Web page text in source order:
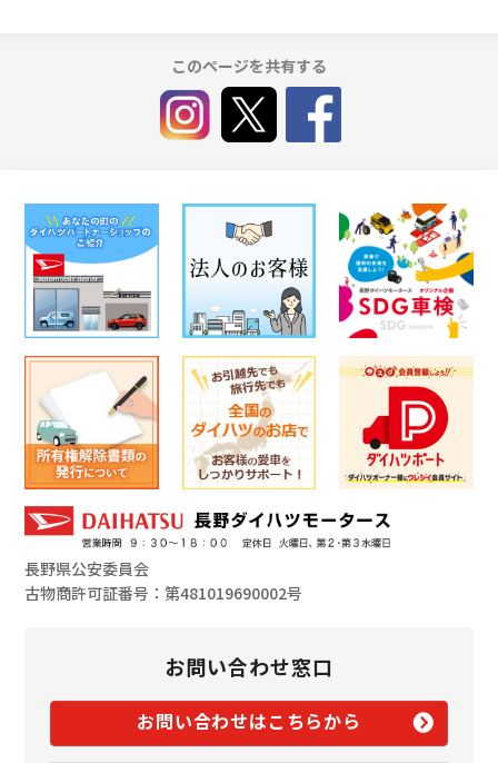
このページを共有する
長野県公安委員会
古物商許可証番号：第481019690002号
お問い合わせ窓口
お問い合わせはこちらから